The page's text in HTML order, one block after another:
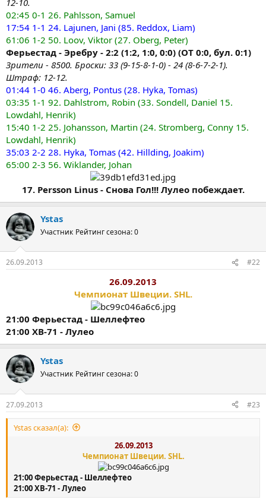
02:45 0-1 26. Pahlsson, Samuel
17:54 1-1 24. Lajunen, Jani (85. Reddox, Liam)
61:06 1-2 50. Loov, Viktor (27. Oberg, Peter)
Ферьестад - Эребру - 2:2 (1:2, 1:0, 0:0) (ОТ 0:0, бул. 0:1)
Зрители - 8500. Броски: 33 (9-15-8-1-0) - 24 (8-6-7-2-1).
Штраф: 12-12.
01:44 1-0 46. Aberg, Pontus (28. Hyka, Tomas)
03:35 1-1 92. Dahlstrom, Robin (33. Sondell, Daniel 15.
Lowdahl, Henrik)
15:40 1-2 25. Johansson, Martin (24. Stromberg, Conny 15.
Lowdahl, Henrik)
35:03 2-2 28. Hyka, Tomas (42. Hillding, Joakim)
65:00 2-3 56. Wiklander, Johan
17. Persson Linus - Снова Гол!!! Лулео побеждает.
Ystas
Участник Рейтинг сезона: 0
26.09.2013 #22
26.09.2013
Чемпионат Швеции. SHL.
21:00 Ферьестад - Шеллефтео
21:00 ХВ-71 - Лулео
Ystas
Участник Рейтинг сезона: 0
27.09.2013 #23
Ystas сказал(а):
26.09.2013
Чемпионат Швеции. SHL.
21:00 Ферьестад - Шеллефтео
21:00 ХВ-71 - Лулео